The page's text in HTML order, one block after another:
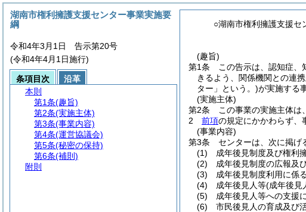
○湖南市権利擁護支援セ
(趣旨)
第1条
この告示は、認知症
きるよう、関係機関との連
ター」という。)が実施する
(実施主体)
第2条
この事業の実施主体は
2
前項の規定にかかわらず、
(事業内容)
第3条
センターは、次に掲げ
(1)
成年後見制度及び権利
(2)
成年後見制度の広報及
(3)
成年後見制度利用に係
(4)
成年後見人等(成年後見
(5)
成年後見人等への支援
(6)
市民後見人の育成及び
湖南市権利擁護支援センター事業実施要
綱
令和4年3月1日 告示第20号
(令和4年4月1日施行)
条項目次
沿革
本則
第1条(趣旨)
第2条(実施主体)
第3条(事業内容)
第4条(運営協議会)
第5条(秘密の保持)
第6条(補則)
附則